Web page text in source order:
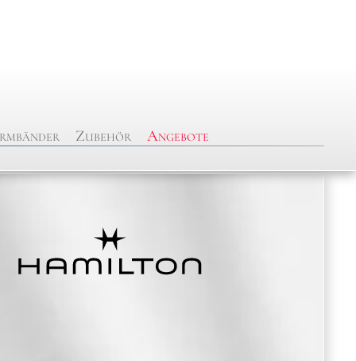
Zubehör Angebote